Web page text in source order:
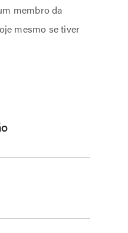
membro da
mesmo se tiver